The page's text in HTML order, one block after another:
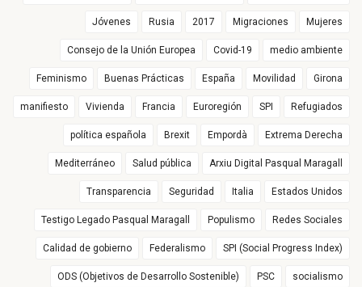
Jóvenes Rusia 2017 Migraciones Mujeres
Consejo de la Unión Europea Covid-19 medio ambiente
Feminismo Buenas Prácticas España Movilidad Girona
manifiesto Vivienda Francia Euroregión SPI Refugiados
política española Brexit Empordà Extrema Derecha
Mediterráneo Salud pública Arxiu Digital Pasqual Maragall
Transparencia Seguridad Italia Estados Unidos
Testigo Legado Pasqual Maragall Populismo Redes Sociales
Calidad de gobierno Federalismo SPI (Social Progress Index)
ODS (Objetivos de Desarrollo Sostenible) PSC socialismo